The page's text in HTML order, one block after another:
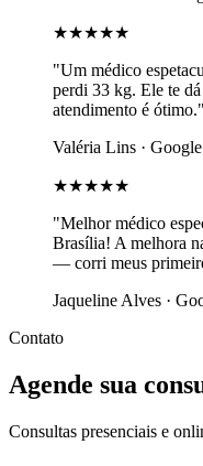
★★★★★
"Um médico
perdi 33 kg. Ele te
atendimento é ótimo."
Valéria Lins · Google
★★★★★
"Melhor médico
Brasília! A melhora
— corri meus
Jaqueline Alves ·
Contato
Agende sua
Consultas presenciais e